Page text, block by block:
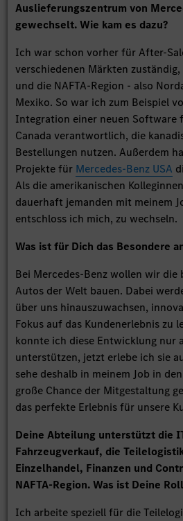
Auslieferungszentrum von
gewechselt. Wie kam es dazu?
Ich war schon vorher für After-
verschiedenen Märkten
und die NAFTA-Region - also
Mexiko. So war ich zum Beispiel
Integration einer neuen Software
Canada verantwortlich, die
Bestellungen nutzen. Außerdem
Projekte für Mercedes-Benz USA
Als die amerikanischen
dauerhaft jemanden mit meinem
entschloss ich mich, zu wechseln.
Was ist für Dich das Besondere
Bei Mercedes-Benz wollen wir die
Autos der Welt bauen. Dabei
über uns hinauszuwachsen,
Fokus auf das Kundenerlebnis zu
konnte ich diese Entwicklung nur
unterstützen, jetzt erlebe ich sie
sehe deshalb in meinem Job in
große Chance der Mitgestaltung
das perfekte Erlebnis für unsere
Deine Abteilung unterstützt die
Fahrzeugverkauf, die
Einzelhandel, Finanzen und
NAFTA-Region. Was ist Deine
Ich arbeite speziell für die